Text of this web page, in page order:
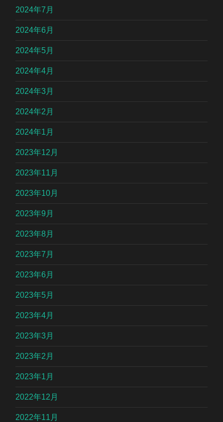
2024年7月
2024年6月
2024年5月
2024年4月
2024年3月
2024年2月
2024年1月
2023年12月
2023年11月
2023年10月
2023年9月
2023年8月
2023年7月
2023年6月
2023年5月
2023年4月
2023年3月
2023年2月
2023年1月
2022年12月
2022年11月